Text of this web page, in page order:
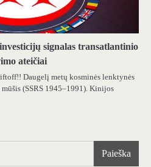
signalas transatlantinio
ateičiai
Daugelį metų kosminės lenktynės
(SSRS 1945–1991). Kinijos
Paieška